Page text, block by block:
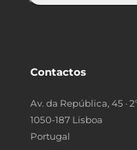
Contactos
Av. da República, 45 ·
1050-187 Lisboa
Portugal